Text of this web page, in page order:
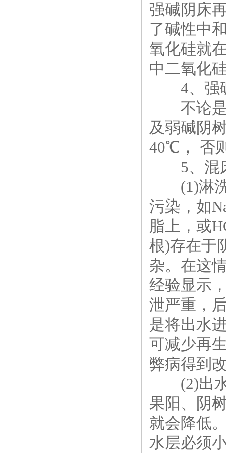
强碱阴床
了碱性中
氧化硅就
中二氧化
4、强
不论是
及弱碱阴
40℃， 否
5、混
(1)淋洗
污染，如
脂上，或
根)存在于
杂。在这
经验显示
泄严重，
是将出水
可减少再
弊病得到
(2)出水
果阳、阴
就会降低
水层必须